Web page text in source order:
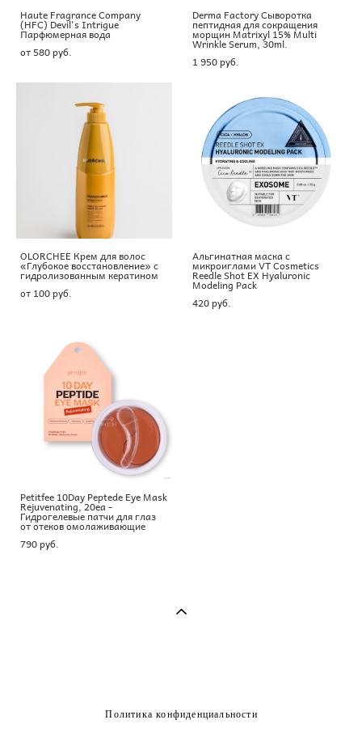
Haute Fragrance Company
(HFC) Devil's Intrigue
Парфюмерная вода
от 580 pуб.
Derma Factory Сыворотка
пептидная для сокращения
морщин Matrixyl 15% Multi
Wrinkle Serum, 30ml.
1 950 pуб.
OLORCHEE Крем для волос
«Глубокое восстановление» с
гидролизованным кератином
от 100 pуб.
Альгинатная маска с
микроиглами VT Cosmetics
Reedle Shot EX Hyaluronic
Modeling Pack
420 pуб.
Petitfee 10Day Peptede Eye Mask
Rejuvenating, 20ea -
Гидрогелевые патчи для глаз
от отеков омолаживающие
790 pуб.
Политика конфиденциальности